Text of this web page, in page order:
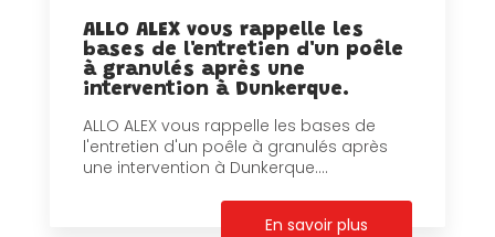
ALLO ALEX vous rappelle les
bases de l'entretien d'un poêle
à granulés après une
intervention à Dunkerque.
ALLO ALEX vous rappelle les bases de
l'entretien d'un poêle à granulés après
une intervention à Dunkerque....
En savoir plus